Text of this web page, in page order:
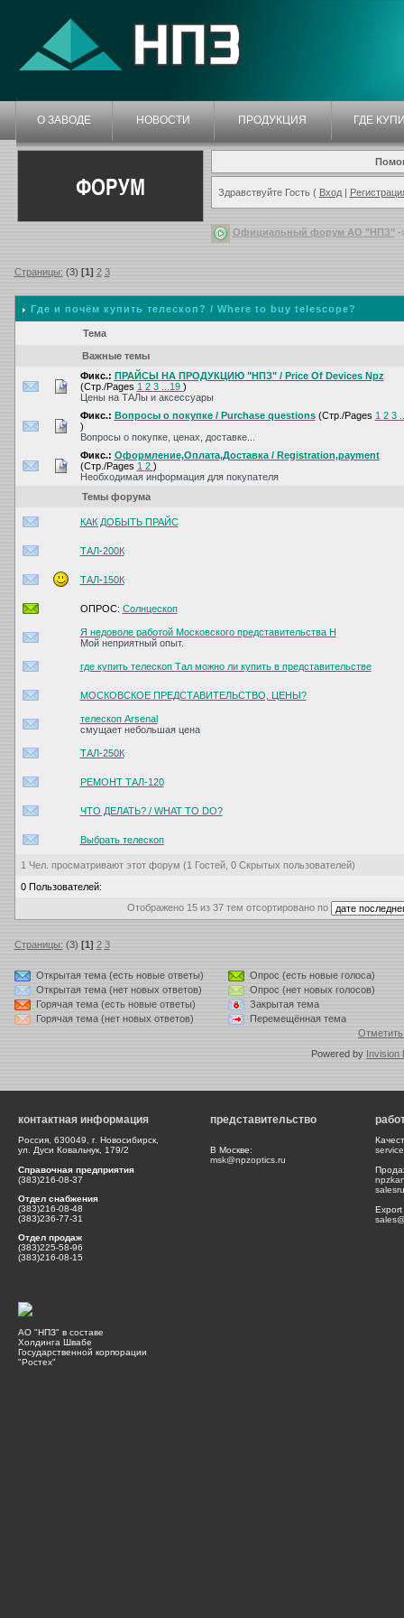
О ЗАВОДЕ НОВОСТИ ПРОДУКЦИЯ ГДЕ
ФОРУМ Здравствуйте Гость ( Вход|
Официальный форум АО "НПЗ"-
Страницы: (3) [1] 2 3
Где и почём купить телескоп? / Where to buy telescope?
Тема
Важные темы
Фикс.: ПРАЙСЫ НА ПРОДУКЦИЮ "НПЗ" / Price Of Devices Npz
(Стр./Pages 1 2 3 ...19 )
Цены на ТАЛы и аксессуары
Фикс.: Вопросы о покупке / Purchase questions (Стр./Pages 1 2 3
)
Вопросы о покупке, ценах, доставке...
Фикс.: Оформление,Оплата,Доставка / Registration,payment
(Стр./Pages 1 2 )
Необходимая информация для покупателя
Темы форума
КАК ДОБЫТЬ ПРАЙС
ТАЛ-200К
ТАЛ-150К
ОПРОС: Солнцескоп
Я недоволе работой Московского представительства Н
Мой неприятный опыт.
где купить телескоп Тал можно ли купить в представительстве
МОСКОВСКОЕ ПРЕДСТАВИТЕЛЬСТВО, ЦЕНЫ?
телескоп Arsenal
смущает небольшая цена
ТАЛ-250К
РЕМОНТ ТАЛ-120
ЧТО ДЕЛАТЬ? / WHAT TO DO?
Выбрать телескоп
1 Чел. просматривают этот форум (1 Гостей, 0 Скрытых пользователей)
0 Пользователей:
Отображено 15 из 37 тем отсортировано по
Страницы: (3) [1] 2 3
Открытая тема (есть новые ответы)
Открытая тема (нет новых ответов)
Горячая тема (есть новые ответы)
Горячая тема (нет новых ответов)
Опрос (есть новые голоса)
Опрос (нет новых голосов)
Закрытая тема
Перемещённая тема
Powered by Invision
контактная информация
Россия, 630049, г. Новосибирск,
ул. Дуси Ковальчук, 179/2
Справочная предприятия
(383)216-08-37
Отдел снабжения
(383)216-08-48
(383)236-77-31
Отдел продаж
(383)225-58-96
(383)216-08-15
представительство
В Москве:
msk@npzoptics.ru
АО "НПЗ" в составе
Холдинга Швабе
Государственной корпорации
"Ростех"